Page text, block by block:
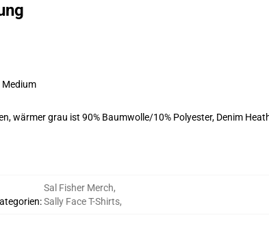
Medium
wärmer grau ist 90% Baumwolle/10% Polyester, Denim
:
Sal Fisher Merch,
Sally Face T-Shirts,